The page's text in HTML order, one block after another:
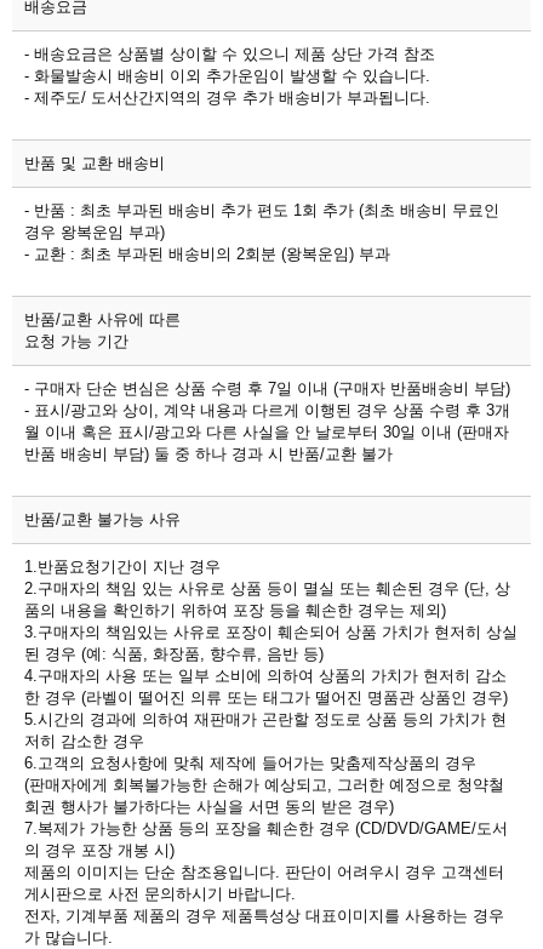
배송요금
- 배송요금은 상품별 상이할 수 있으니 제품 상단 가격 참조
- 화물발송시 배송비 이외 추가운임이 발생할 수 있습니다.
- 제주도/ 도서산간지역의 경우 추가 배송비가 부과됩니다.
반품 및 교환 배송비
- 반품 : 최초 부과된 배송비 추가 편도 1회 추가 (최초 배송비 무료인
경우 왕복운임 부과)
- 교환 : 최초 부과된 배송비의 2회분 (왕복운임) 부과
반품/교환 사유에 따른
요청 가능 기간
- 구매자 단순 변심은 상품 수령 후 7일 이내 (구매자 반품배송비 부담)
- 표시/광고와 상이, 계약 내용과 다르게 이행된 경우 상품 수령 후 3개
월 이내 혹은 표시/광고와 다른 사실을 안 날로부터 30일 이내 (판매자
반품 배송비 부담) 둘 중 하나 경과 시 반품/교환 불가
반품/교환 불가능 사유
1.반품요청기간이 지난 경우
2.구매자의 책임 있는 사유로 상품 등이 멸실 또는 훼손된 경우 (단, 상
품의 내용을 확인하기 위하여 포장 등을 훼손한 경우는 제외)
3.구매자의 책임있는 사유로 포장이 훼손되어 상품 가치가 현저히 상실
된 경우 (예: 식품, 화장품, 향수류, 음반 등)
4.구매자의 사용 또는 일부 소비에 의하여 상품의 가치가 현저히 감소
한 경우 (라벨이 떨어진 의류 또는 태그가 떨어진 명품관 상품인 경우)
5.시간의 경과에 의하여 재판매가 곤란할 정도로 상품 등의 가치가 현
저히 감소한 경우
6.고객의 요청사항에 맞춰 제작에 들어가는 맞춤제작상품의 경우
(판매자에게 회복불가능한 손해가 예상되고, 그러한 예정으로 청약철
회권 행사가 불가하다는 사실을 서면 동의 받은 경우)
7.복제가 가능한 상품 등의 포장을 훼손한 경우 (CD/DVD/GAME/도서
의 경우 포장 개봉 시)
제품의 이미지는 단순 참조용입니다. 판단이 어려우시 경우 고객센터
게시판으로 사전 문의하시기 바랍니다.
전자, 기계부품 제품의 경우 제품특성상 대표이미지를 사용하는 경우
가 많습니다.